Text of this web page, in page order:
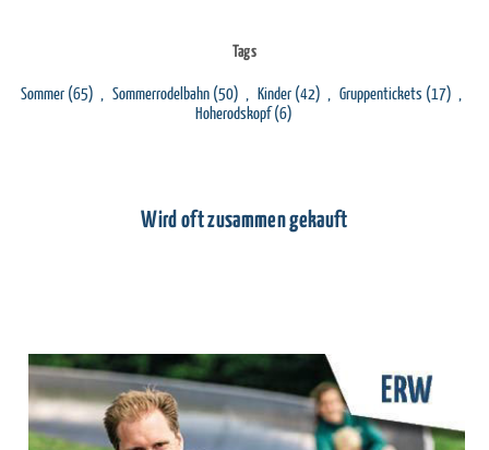
Tags
Sommer (65) Sommerrodelbahn (50) Kinder (42) Gruppentickets (17)
Hoherodskopf(6)
Wird oft zusammen gekauft